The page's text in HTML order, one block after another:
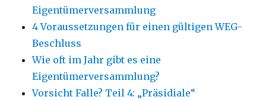
Eigentümerversammlung
4 Voraussetzungen für einen gültigen WEG-
Beschluss
Wie oft im Jahr gibt es eine
Eigentümerversammlung?
Vorsicht Falle? Teil 4: „Präsidiale“